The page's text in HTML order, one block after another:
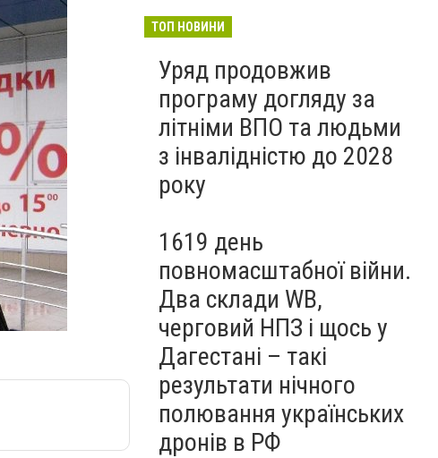
— ВІДЕО
ТОП НОВИНИ
Уряд продовжив
програму догляду за
літніми ВПО та людьми
з інвалідністю до 2028
року
1619 день
повномасштабної війни.
Два склади WB,
черговий НПЗ і щось у
Дагестані – такі
результати нічного
полювання українських
дронів в РФ